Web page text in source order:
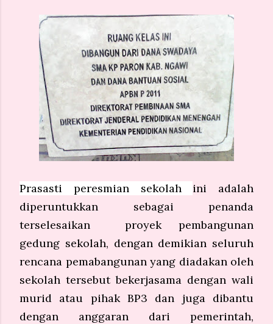
Prasasti peresmian sekolah
ini adalah
diperuntukkan sebagai penanda
terselesaikan
proyek pembangunan
gedung sekolah, dengan demikian seluruh
rencana pemabangunan yang diadakan oleh
sekolah tersebut bekerjasama dengan wali
murid atau pihak BP3 dan juga dibantu
dengan anggaran dari pemerintah,